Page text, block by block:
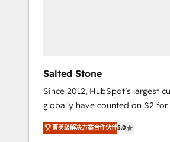
Salted Stone
Since 2012, HubSpot’s largest
globally have counted on S2
migrations, change
integration, and creative
菁英级解决方案合作伙伴5.0